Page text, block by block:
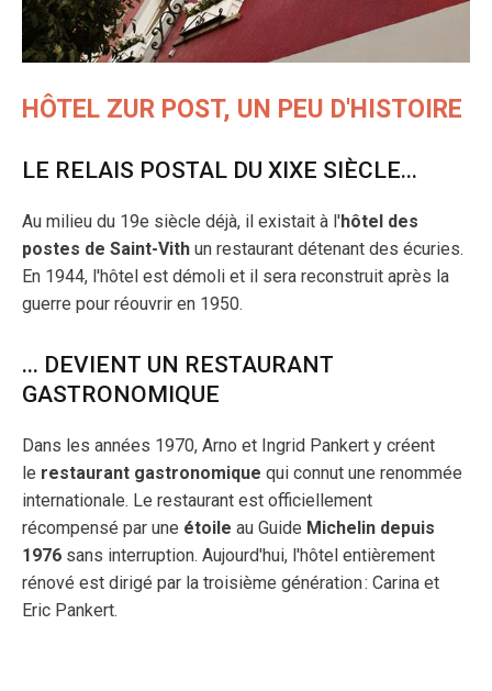
HÔTEL ZUR POST, UN PEU D'HISTOIRE
LE RELAIS POSTAL DU XIXE SIÈCLE...
Au milieu du 19e siècle déjà, il existait à l'hôtel des
postes de Saint-Vith un restaurant détenant des écuries.
En 1944, l'hôtel est démoli et il sera reconstruit après la
guerre pour réouvrir en 1950.
... DEVIENT UN RESTAURANT
GASTRONOMIQUE
Dans les années 1970, Arno et Ingrid Pankert y créent
le restaurant gastronomique qui connut une renommée
internationale. Le restaurant est officiellement
récompensé par une étoile au Guide Michelin depuis
1976 sans interruption. Aujourd'hui, l'hôtel entièrement
rénové est dirigé par la troisième génération : Carina et
Eric Pankert.